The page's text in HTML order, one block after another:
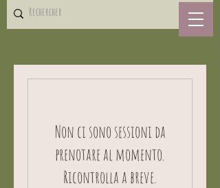
Non ci sono sessioni da
prenotare al momento.
Ricontrolla a breve.